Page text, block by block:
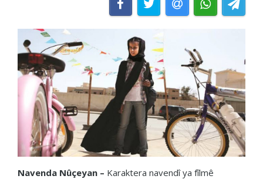
Navenda Nûçeyan – Karaktera navendî ya fîlmê